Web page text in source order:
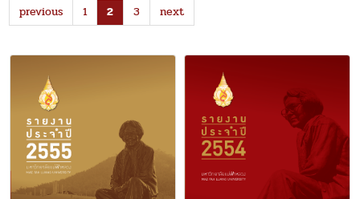
previous 1 2 3 next